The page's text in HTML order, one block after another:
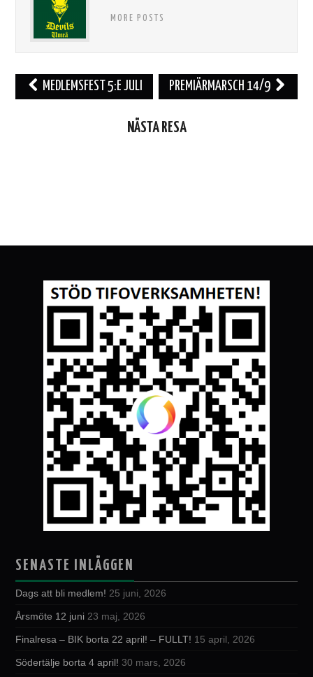
MORE POSTS
Inläggsnavigering
MEDLEMSFEST 5:E JULI PREMIÄRMARSCH 14/9
NÄSTA RESA
SENASTE INLÄGGEN
Dags att bli medlem! 25 juni, 2026
Årsmöte 12 juni 23 maj, 2026
Finalresa – BIK borta 22 april! – FULLT! 15 april, 2026
Södertälje borta 4 april! 30 mars, 2026